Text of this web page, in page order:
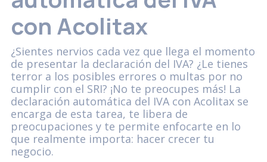
con Acolitax
¿Sientes nervios cada vez que llega el momento
de presentar la declaración del IVA? ¿Le tienes
terror a los posibles errores o multas por no
cumplir con el SRI? ¡No te preocupes más! La
declaración automática del IVA con Acolitax se
encarga de esta tarea, te libera de
preocupaciones y te permite enfocarte en lo
que realmente importa: hacer crecer tu
negocio.